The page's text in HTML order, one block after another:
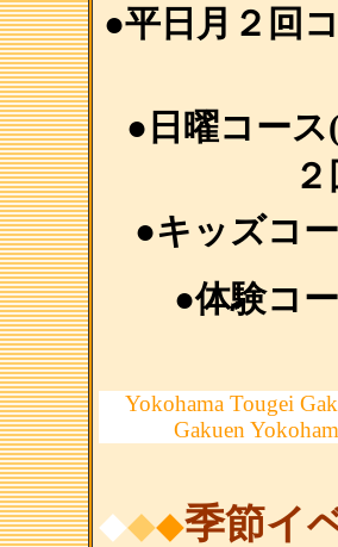
●平日月２回
●日曜コース
●キッズコ
●体験コ
Yokohama Tougei
Gakuen
◆◆◆季節イ